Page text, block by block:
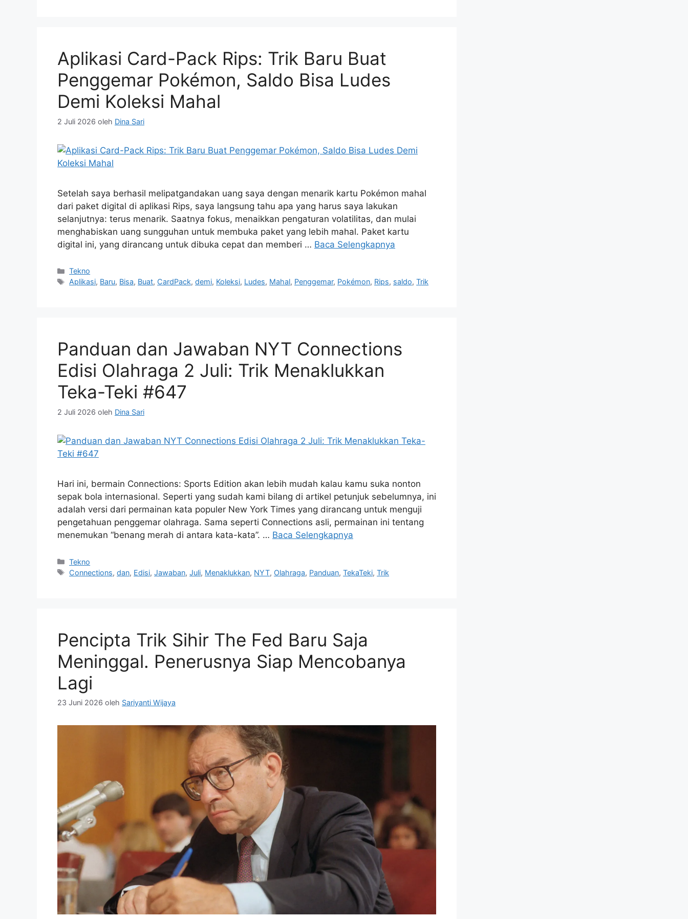
Aplikasi Card-Pack Rips: Trik Baru Buat
Penggemar Pokémon, Saldo Bisa Ludes
Demi Koleksi Mahal
2 Juli 2026 oleh Dina Sari
Setelah saya berhasil melipatgandakan uang saya dengan menarik kartu Pokémon mahal
dari paket digital di aplikasi Rips, saya langsung tahu apa yang harus saya lakukan
selanjutnya: terus menarik. Saatnya fokus, menaikkan pengaturan volatilitas, dan mulai
menghabiskan uang sungguhan untuk membuka paket yang lebih mahal. Paket kartu
digital ini, yang dirancang untuk dibuka cepat dan memberi … Baca Selengkapnya
Kategori
Tekno
Tag
Aplikasi, Baru, Bisa, Buat, CardPack,demi, Koleksi, Ludes, Mahal, Penggemar, Pokémon, Rips, saldo,Trik
Panduan dan Jawaban NYT Connections
Edisi Olahraga 2 Juli: Trik Menaklukkan
Teka-Teki #647
2 Juli 2026 oleh Dina Sari
Hari ini, bermain Connections: Sports Edition akan lebih mudah kalau kamu suka nonton
sepak bola internasional. Seperti yang sudah kami bilang di artikel petunjuk sebelumnya, ini
adalah versi dari permainan kata populer New York Times yang dirancang untuk menguji
pengetahuan penggemar olahraga. Sama seperti Connections asli, permainan ini tentang
menemukan “benang merah di antara kata-kata”. … Baca Selengkapnya
Kategori
Tekno
Tag
Connections,dan, Edisi,Jawaban,Juli, Menaklukkan, NYT, Olahraga, Panduan,TekaTeki,Trik
Pencipta Trik Sihir The Fed Baru Saja
Meninggal. Penerusnya Siap Mencobanya
Lagi
23 Juni 2026 oleh Sariyanti Wijaya